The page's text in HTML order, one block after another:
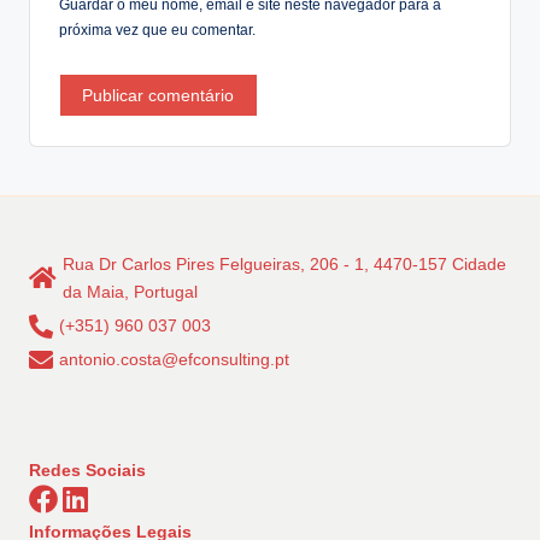
Guardar o meu nome, email e site neste navegador para a
próxima vez que eu comentar.
Rua Dr Carlos Pires Felgueiras, 206 - 1, 4470-157 Cidade
da Maia, Portugal
(+351) 960 037 003
antonio.costa@efconsulting.pt
Redes Sociais
Informações Legais